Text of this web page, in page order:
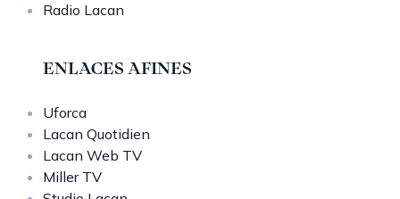
Radio Lacan
ENLACES AFINES
Uforca
Lacan Quotidien
Lacan Web TV
Miller TV